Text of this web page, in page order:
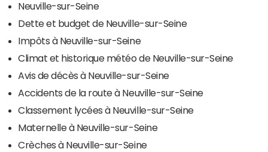
Neuville-sur-Seine
Dette et budget de Neuville-sur-Seine
Impôts à Neuville-sur-Seine
Climat et historique météo de Neuville-sur-Seine
Avis de décès à Neuville-sur-Seine
Accidents de la route à Neuville-sur-Seine
Classement lycées à Neuville-sur-Seine
Maternelle à Neuville-sur-Seine
Crèches à Neuville-sur-Seine